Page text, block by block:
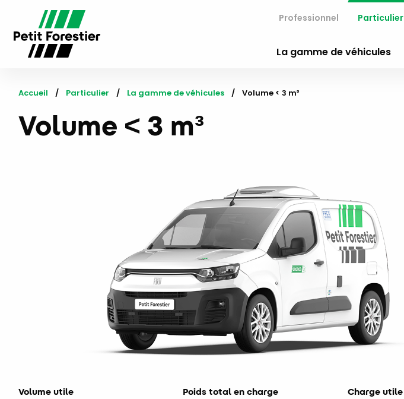
Professionnel Particulier
La gamme de véhicules
Accueil Particulier La gamme de véhicules Current:
Volume < 3 m³
Volume < 3 m³
Volume utile Poids total en charge Charge utile